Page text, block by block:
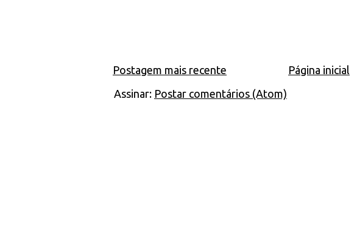
Postagem mais recente
Página inicial
Assinar: Postar comentários (Atom)